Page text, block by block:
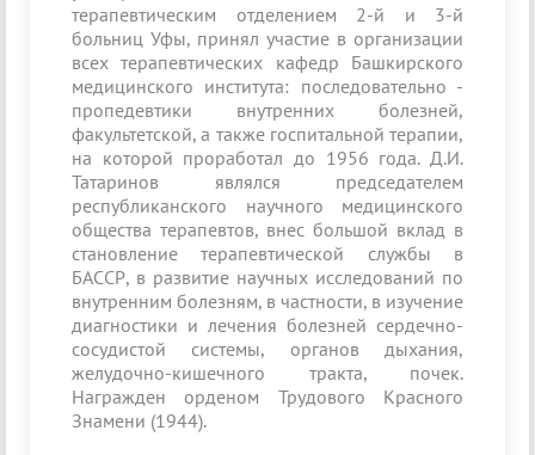
терапевтическим отделением 2-й и 3-й
больниц Уфы, принял участие в организации
всех терапевтических кафедр Баш­кирского
медицинского института: последовательно -
про­педевтики внутренних болезней,
факультетской, а также госпитальной терапии,
на которой проработал до 1956 года. Д.И.
Татаринов являлся председателем
республиканского научного медицинского
общества терапевтов, внес большой вклад в
становление терапевтической службы в
БАССР, в развитие научных исследований по
внутренним болезням, в частности, в изучение
диагностики и лечения болезней сердечно-
сосудистой системы, органов дыхания,
желудочно-кишечного тракта, почек.
Награжден орденом Трудового Красного
Знамени (1944).